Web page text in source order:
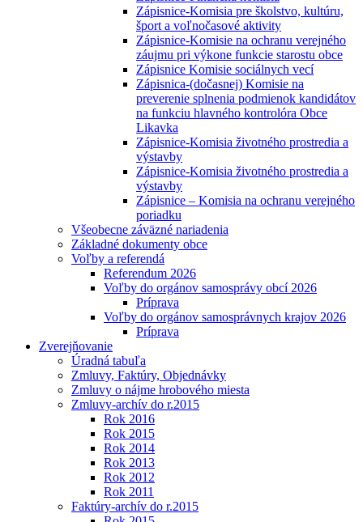
Zápisnice-Komisia pre školstvo, kultúru,
šport a voľnočasové aktivity
Zápisnice-Komisie na ochranu verejného
záujmu pri výkone funkcie starostu obce
Zápisnice Komisie sociálnych vecí
Zápisnica-(dočasnej) Komisie na
preverenie splnenia podmienok kandidátov
na funkciu hlavného kontrolóra Obce
Likavka
Zápisnice-Komisia životného prostredia a
výstavby
Zápisnice-Komisia životného prostredia a
výstavby
Zápisnice – Komisia na ochranu verejného
poriadku
Všeobecne záväzné nariadenia
Základné dokumenty obce
Voľby a referendá
Referendum 2026
Voľby do orgánov samosprávy obcí 2026
Príprava
Voľby do orgánov samosprávnych krajov 2026
Príprava
Zverejňovanie
Úradná tabuľa
Zmluvy, Faktúry, Objednávky
Zmluvy o nájme hrobového miesta
Zmluvy-archív do r.2015
Rok 2016
Rok 2015
Rok 2014
Rok 2013
Rok 2012
Rok 2011
Faktúry-archív do r.2015